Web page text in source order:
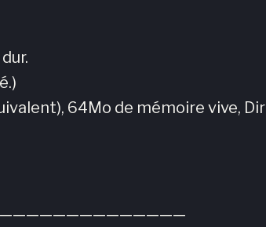
64Mo de mémoire vive,